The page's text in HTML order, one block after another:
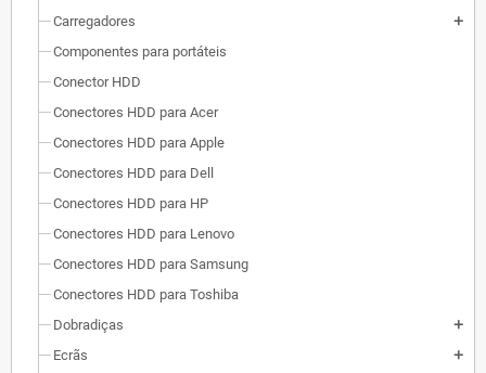
Carregadores add
Componentes para portáteis
Conector HDD
Conectores HDD para Acer
Conectores HDD para Apple
Conectores HDD para Dell
Conectores HDD para HP
Conectores HDD para Lenovo
Conectores HDD para Samsung
Conectores HDD para Toshiba
Dobradiças
add
Ecrãs add